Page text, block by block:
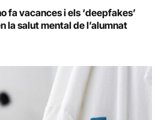
fa vacances i els ‘deepfakes’
la salut mental de l’alumnat